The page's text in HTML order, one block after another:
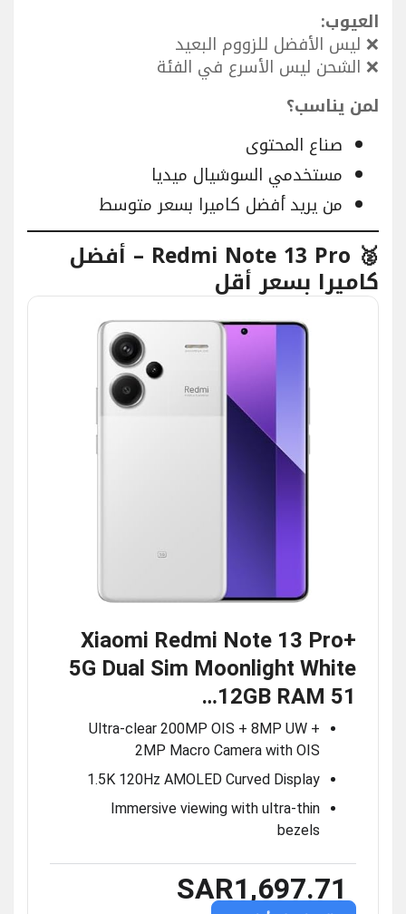
العيوب:
❌ ليس الأفضل للزووم البعيد
❌ الشحن ليس الأسرع في الفئة
لمن يناسب؟
صناع المحتوى
مستخدمي السوشيال ميديا
من يريد أفضل كاميرا بسعر متوسط
🥈 Redmi Note 13 Pro – أفضل
كاميرا بسعر أقل
Xiaomi Redmi Note 13 Pro+
5G Dual Sim Moonlight White
12GB RAM 51…
Ultra-clear 200MP OIS + 8MP UW +
2MP Macro Camera with OIS
1.5K 120Hz AMOLED Curved Display
Immersive viewing with ultra-thin
bezels
SAR1,697.71